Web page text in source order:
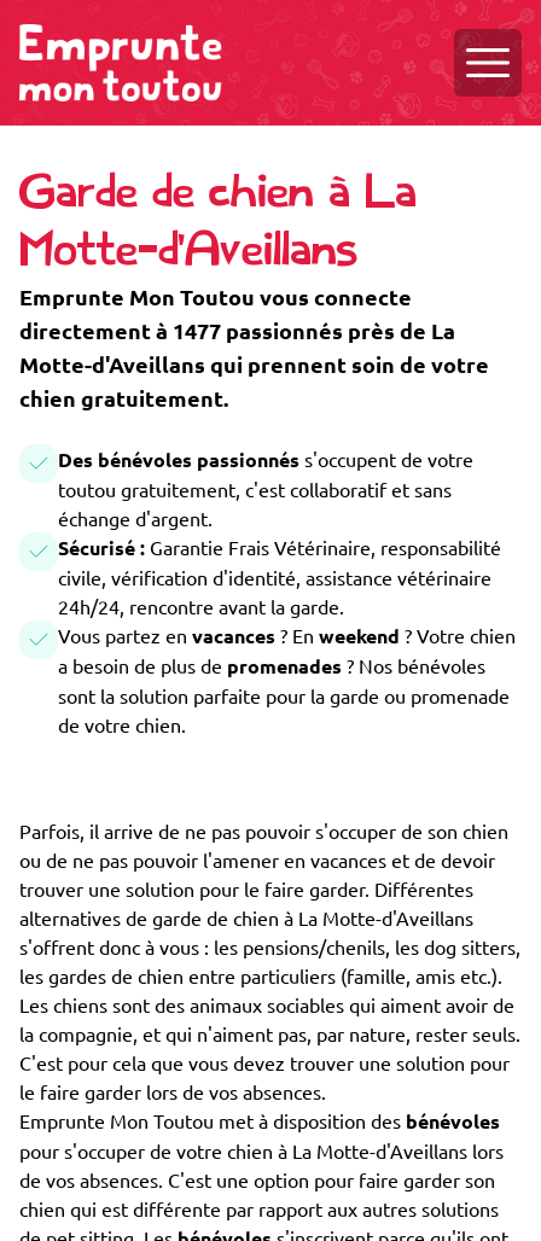
Garde de chien à La
Motte-d'Aveillans
Emprunte Mon Toutou vous connecte
directement à 1477 passionnés près de La
Motte-d'Aveillans qui prennent soin de votre
chien gratuitement.
Des bénévoles passionnés s'occupent de votre
toutou gratuitement, c'est collaboratif et sans
échange d'argent.
Sécurisé : Garantie Frais Vétérinaire, responsabilité
civile, vérification d'identité, assistance vétérinaire
24h/24, rencontre avant la garde.
Vous partez en vacances ? En weekend ? Votre chien
a besoin de plus de promenades ? Nos bénévoles
sont la solution parfaite pour la garde ou promenade
de votre chien.
Parfois, il arrive de ne pas pouvoir s'occuper de son chien
ou de ne pas pouvoir l'amener en vacances et de devoir
trouver une solution pour le faire garder. Différentes
alternatives de garde de chien à La Motte-d'Aveillans
s'offrent donc à vous : les pensions/chenils, les dog sitters,
les gardes de chien entre particuliers (famille, amis etc.).
Les chiens sont des animaux sociables qui aiment avoir de
la compagnie, et qui n'aiment pas, par nature, rester seuls.
C'est pour cela que vous devez trouver une solution pour
le faire garder lors de vos absences.
Emprunte Mon Toutou met à disposition des bénévoles
pour s'occuper de votre chien à La Motte-d'Aveillans lors
de vos absences. C'est une option pour faire garder son
chien qui est différente par rapport aux autres solutions